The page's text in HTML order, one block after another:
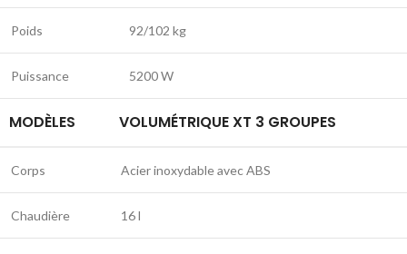
Poids 92/102 kg
Puissance 5200 W
MODÈLES VOLUMÉTRIQUE XT 3 GROUPES
Corps Acier inoxydable avec ABS
Chaudière 16 l